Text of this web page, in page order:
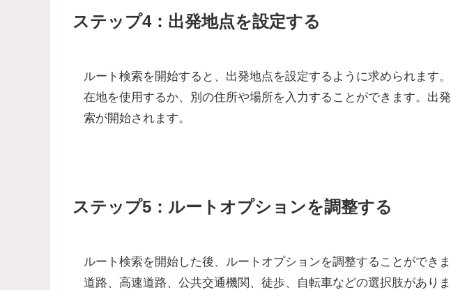
ステップ4：出発地点を設定する
ルート検索を開始すると、出発地点を設定するように求められます
在地を使用するか、別の住所や場所を入力することができます。出
索が開始されます。
ステップ5：ルートオプションを調整する
ルート検索を開始した後、ルートオプションを調整することができ
道路、高速道路、公共交通機関、徒歩、自転車などの選択肢があり